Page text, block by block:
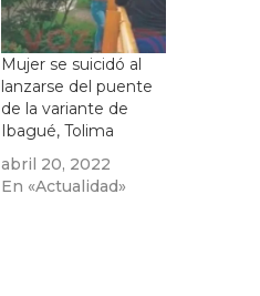
Mujer se suicidó al
lanzarse del puente
de la variante de
Ibagué, Tolima
abril 20, 2022
En «Actualidad»